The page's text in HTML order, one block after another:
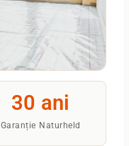
30 ani
Garanție Naturheld